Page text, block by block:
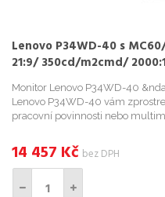
Lenovo P34WD-40 s
21:9/ 350cd/m2cmd/
VESA/ černý
Monitor Lenovo P34WD-40
Lenovo P34WD-40 vám
pracovní povinnosti nebo
14 457 Kč bez DPH